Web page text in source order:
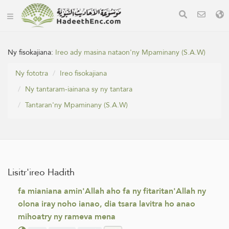
Ny fisokajiana: Ireo ady masina nataon'ny Mpaminany (S.A.W)
Ny fototra
Ireo fisokajiana
Ny tantaram-iainana sy ny tantara
Tantaran'ny Mpaminany (S.A.W)
Lisitr'ireo Hadith
fa mianiana amin'Allah aho fa ny fitaritan'Allah ny
olona iray noho ianao, dia tsara lavitra ho anao
mihoatry ny rameva mena